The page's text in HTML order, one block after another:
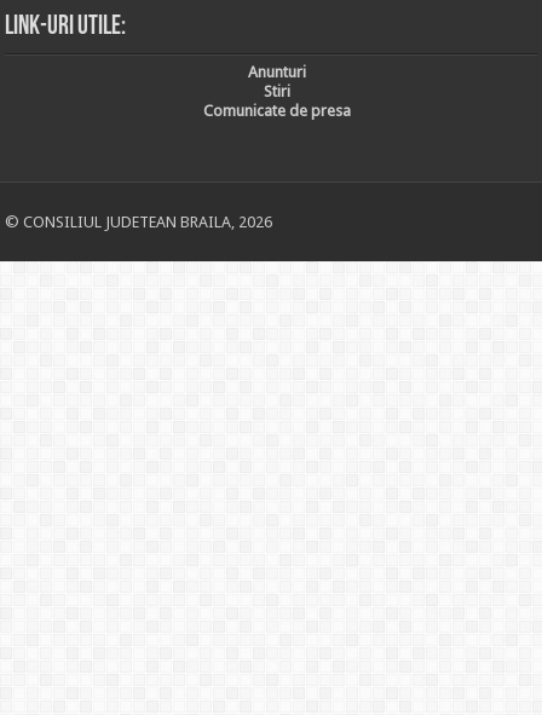
Link-uri utile:
Anunturi
Stiri
Comunicate de presa
© CONSILIUL JUDETEAN BRAILA, 2026